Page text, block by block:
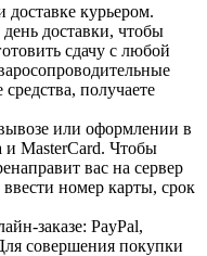
курьером.
доставки, чтобы
сдачу с любой
получаете
или оформлении в
и MasterCard. Чтобы
вас на сервер
номер карты, срок
заказе: PayPal,
совершения покупки